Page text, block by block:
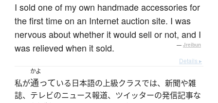
I sold one of my own handmade accessories for
the first time on an Internet auction site. I was
nervous about whether it would sell or not, and I
was relieved when it sold.
— Jreibun
Details ▸
私が
かよ
通っている日本語の上級クラスでは、新聞や雑
誌、テレビのニュース報道、ツイッターの発信記事な